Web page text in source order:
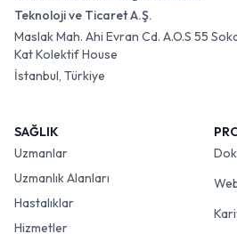
Teknoloji ve Ticaret A.Ş.
Maslak Mah. Ahi Evran Cd. A.O.S 55
Kat Kolektif House
İstanbul, Türkiye
SAĞLIK
Uzmanlar
Uzmanlık Alanları
Hastalıklar
Hizmetler